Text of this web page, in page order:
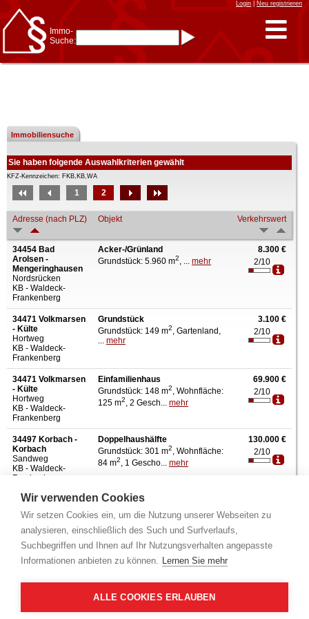
Wir verwenden Cookies
Wir setzen Cookies ein, um die Nutzung unserer Webseiten zu
analysieren, einschließlich des Such und Surfverlaufs,
Suchbegriffen und Ihnen auf Ihr Nutzungsverhalten angepasste
Informationen anbieten zu können. Lernen Sie mehr
ALLE COOKIES ERLAUBEN
Login| Neu registrieren
Immo-
Suche:
Kombinieren
z.B.: 15 Frankfurt
Frankfurt/Oder
am Main
Immobiliensuche
nach Kreis
11 Treffer
Immobiliensuche
Sie haben folgende Auswahlkriterien gewählt
KFZ-Kennzeichen: FKB,KB,WA
1 2
Adresse (nach PLZ) Objekt Verkehrswert
34454 Bad
Arolsen -
Mengeringhausen
Nordsrücken
KB - Waldeck-
Frankenberg
Acker-/Grünland
Grundstück: 5.960 m2, ... mehr
8.300 €
2/10
34471 Volkmarsen
- Külte
Hortweg
KB - Waldeck-
Frankenberg
Grundstück
Grundstück: 149 m2, Gartenland,
... mehr
3.100 €
2/10
34471 Volkmarsen
- Külte
Hortweg
KB - Waldeck-
Frankenberg
Einfamilienhaus
Grundstück: 148 m2, Wohnfläche:
125 m2, 2 Gesch... mehr
69.900 €
2/10
34497 Korbach -
Korbach
Sandweg
KB - Waldeck-
Frankenberg
Doppelhaushälfte
Grundstück: 301 m2, Wohnfläche:
84 m2, 1 Gescho... mehr
130.000 €
2/10
34549 Edertal -
Kleinern
Bergstr.
KB - Waldeck-
Frankenberg
Mehrfamilienhaus
Grundstück: 989 m , Wohnfläche:
2 mehr
2/10
35066
Landwirtschaftsfläche
2